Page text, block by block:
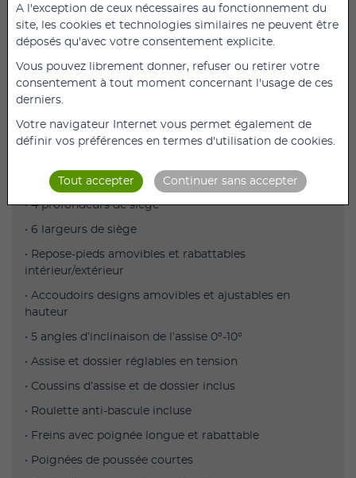
cm, version inclinable à 30°
Version Dossier inclinable à 30°
dossier inclinable à 30° extrêmement complet.
Ce modèle dispose de nombreux réglages mais aussi
standard :
• 4 hauteurs de siège
• 4 profondeurs de siège
• 6 largeurs de siège
• Repose-pieds amovibles et rabattables
intérieur/extérieur
• Accoudoirs designs amovibles et ajustables en
hauteur
• 5 angles d’inclinaison de l’assise 0°-10°
• Assise et dossier réglables en tension
• Coussins d’assise et de dossier inclus
• Roulette anti-bascule incluse
• Freins avec poignée longue et rabattable
• Poignées de poussée courtes
A l'exception de ceux nécessaires au fonctionnement du
site, les cookies et technologies similaires ne peuvent être
déposés qu'avec votre consentement explicite.
Vous pouvez librement donner, refuser ou retirer votre
consentement à tout moment concernant l'usage de ces
derniers.
Votre navigateur Internet vous permet également de
définir vos préférences en termes d'utilisation de cookies.
Tout accepter Continuer sans accepter